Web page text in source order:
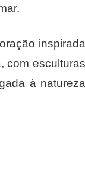
com esculturas
à natureza